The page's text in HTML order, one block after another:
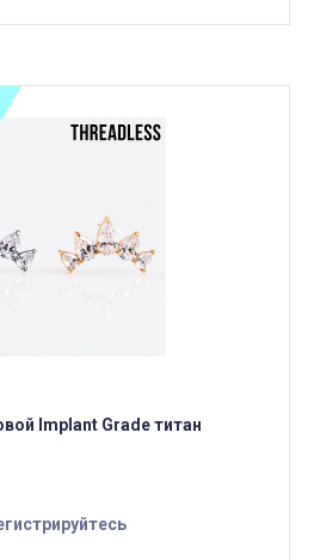
Implant Grade титан